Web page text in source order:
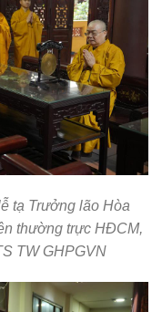
tạ Trưởng lão Hòa
thường trực HĐCM,
TW GHPGVN